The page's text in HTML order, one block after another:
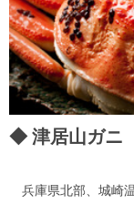
津居山ガニ
兵庫県北部、城崎